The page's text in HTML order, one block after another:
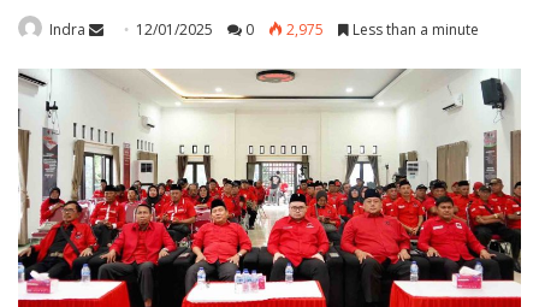
Indra
Send
email
12/01/2025 0 2,975 Less than a minute